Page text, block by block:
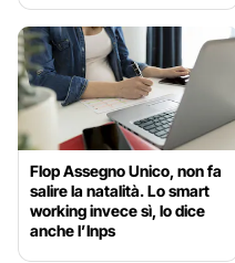
Flop Assegno Unico, non fa
salire la natalità. Lo smart
working invece sì, lo dice
anche l’Inps